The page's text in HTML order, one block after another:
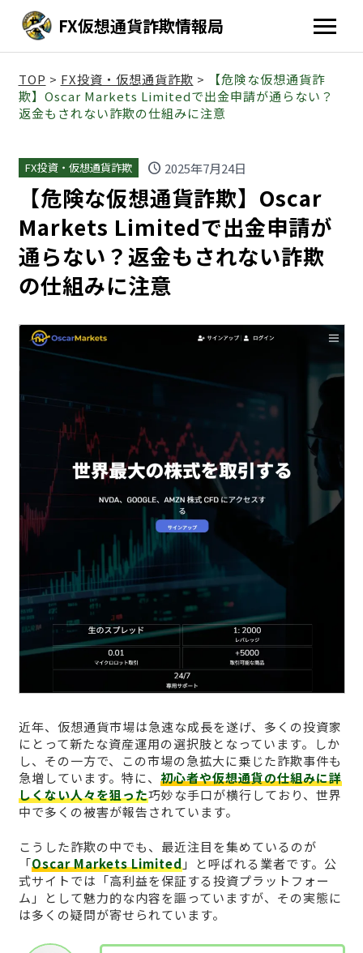
FX仮想通貨詐欺情報局
TOP > FX投資・仮想通貨詐欺 >
【危険な仮想通貨詐
欺】Oscar Markets Limitedで出金申請が通らない？
返金もされない詐欺の仕組みに注意
FX投資・仮想通貨詐欺 schedule 2025年7月24日
【危険な仮想通貨詐欺】Oscar
Markets Limitedで出金申請が
通らない？返金もされない詐欺
の仕組みに注意
近年、仮想通貨市場は急速な成長を遂げ、多くの投資家
にとって新たな資産運用の選択肢となっています。しか
し、その一方で、この市場の急拡大に乗じた詐欺事件も
急増しています。特に、 初心者や仮想通貨の仕組みに詳
しくない人々を狙った巧妙な手口が横行しており、世界
中で多くの被害が報告されています。
こうした詐欺の中でも、最近注目を集めているのが
「Oscar Markets Limited」と呼ばれる業者です。公
式サイトでは「高利益を保証する投資プラットフォー
ム」として魅力的な内容を謳っていますが、その実態に
は多くの疑問が寄せられています。